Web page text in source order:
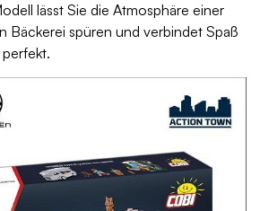
lässt Sie die Atmosphäre einer
Bäckerei spüren und verbindet Spaß